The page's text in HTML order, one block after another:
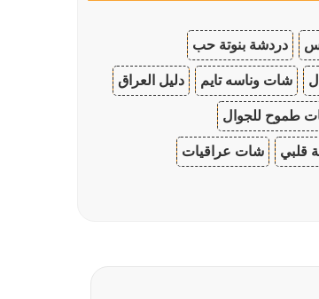
دردشة بنوتة حب
شات وناسه تايم دليل العراق
طموح للجوال
قلبي شات عراقيات